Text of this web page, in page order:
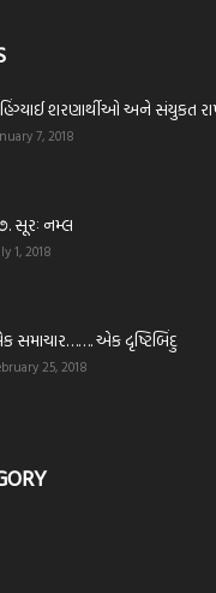
શરણાર્થીઓ અને સંયુકત
7, 2018
સૂરઃ નમ્લ
1, 2018
સમાચાર……. એક દૃષ્ટિબિંદુ
25, 2018